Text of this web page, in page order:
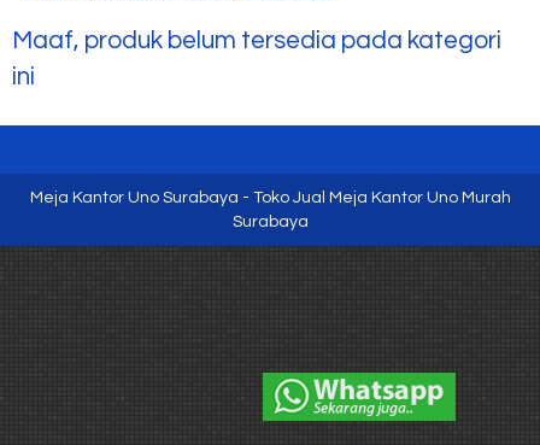
Maaf, produk belum tersedia pada kategori
ini
Meja Kantor Uno Surabaya - Toko Jual Meja Kantor Uno Murah
Surabaya